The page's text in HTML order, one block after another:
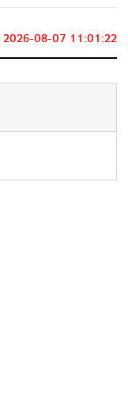
2026-08-07 11:01:22